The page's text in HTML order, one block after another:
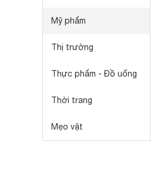
Mỹ phẩm
Thị trường
Thực phẩm - Đồ uống
Thời trang
Mẹo vặt